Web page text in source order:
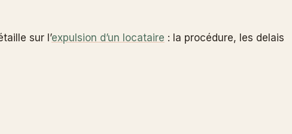
sur l’expulsion d’un locataire : la procédure, les delais